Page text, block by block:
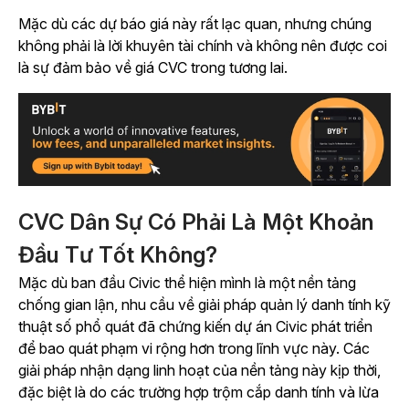
Mặc dù các dự báo giá này rất lạc quan, nhưng chúng
không phải là lời khuyên tài chính và không nên được coi
là sự đảm bảo về giá CVC trong tương lai.
CVC Dân Sự Có Phải Là Một Khoản
Đầu Tư Tốt Không?
Mặc dù ban đầu Civic thể hiện mình là một nền tảng
chống gian lận, nhu cầu về giải pháp quản lý danh tính kỹ
thuật số phổ quát đã chứng kiến dự án Civic phát triển
để bao quát phạm vi rộng hơn trong lĩnh vực này. Các
giải pháp nhận dạng linh hoạt của nền tảng này kịp thời,
đặc biệt là do các trường hợp trộm cắp danh tính và lừa